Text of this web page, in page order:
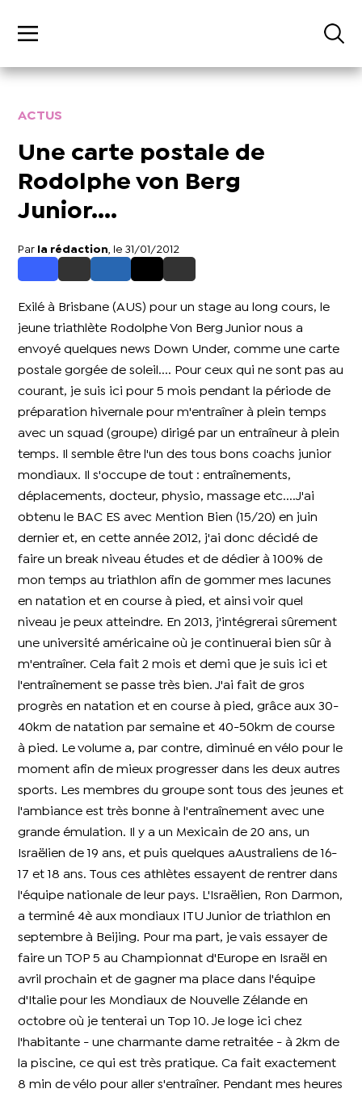
ACTUS
Une carte postale de
Rodolphe von Berg
Junior....
Par la rédaction , le 31/01/2012
Exilé à Brisbane (AUS) pour un stage au long cours, le
jeune triathlète Rodolphe Von Berg Junior nous a
envoyé quelques news Down Under, comme une carte
postale gorgée de soleil.... Pour ceux qui ne sont pas au
courant, je suis ici pour 5 mois pendant la période de
préparation hivernale pour m'entraîner à plein temps
avec un squad (groupe) dirigé par un entraîneur à plein
temps. Il semble être l'un des tous bons coachs junior
mondiaux. Il s'occupe de tout : entraînements,
déplacements, docteur, physio, massage etc....J'ai
obtenu le BAC ES avec Mention Bien (15/20) en juin
dernier et, en cette année 2012, j'ai donc décidé de
faire un break niveau études et de dédier à 100% de
mon temps au triathlon afin de gommer mes lacunes
en natation et en course à pied, et ainsi voir quel
niveau je peux atteindre. En 2013, j'intégrerai sûrement
une université américaine où je continuerai bien sûr à
m'entraîner. Cela fait 2 mois et demi que je suis ici et
l'entraînement se passe très bien. J'ai fait de gros
progrès en natation et en course à pied, grâce aux 30-
40km de natation par semaine et 40-50km de course
à pied. Le volume a, par contre, diminué en vélo pour le
moment afin de mieux progresser dans les deux autres
sports. Les membres du groupe sont tous des jeunes et
l'ambiance est très bonne à l'entraînement avec une
grande émulation. Il y a un Mexicain de 20 ans, un
Israëlien de 19 ans, et puis quelques aAustraliens de 16-
17 et 18 ans. Tous ces athlètes essayent de rentrer dans
l'équipe nationale de leur pays. L'Israëlien, Ron Darmon,
a terminé 4è aux mondiaux ITU Junior de triathlon en
septembre à Beijing. Pour ma part, je vais essayer de
faire un TOP 5 au Championnat d'Europe en Israël en
avril prochain et de gagner ma place dans l'équipe
d'Italie pour les Mondiaux de Nouvelle Zélande en
octobre où je tenterai un Top 10. Je loge ici chez
l'habitante - une charmante dame retraitée - à 2km de
la piscine, ce qui est très pratique. Ca fait exactement
8 min de vélo pour aller s'entraîner. Pendant mes heures